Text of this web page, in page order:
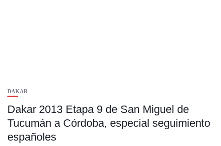
DAKAR
Dakar 2013 Etapa 9 de San Miguel de
Tucumán a Córdoba, especial seguimiento
españoles